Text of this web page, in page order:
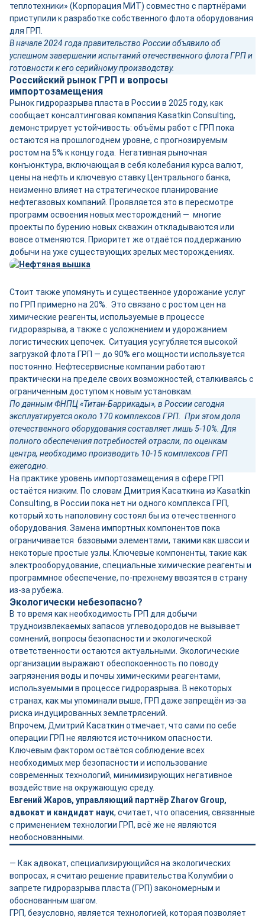
теплотехники» (Корпорация МИТ) совместно с партнёрами
приступили к разработке собственного флота оборудования
для ГРП.
В начале 2024 года правительство России объявило об
успешном завершении испытаний отечественного флота ГРП и
готовности к его серийному производству.
Российский рынок ГРП и вопросы
импортозамещения
Рынок гидроразрыва пласта в России в 2025 году, как
сообщает консалтинговая компания Kasatkin Consulting,
демонстрирует устойчивость: объёмы работ с ГРП пока
остаются на прошлогоднем уровне, с прогнозируемым
ростом на 5% к концу года. Негативная рыночная
конъюнктура, включающая в себя колебания курса валют,
цены на нефть и ключевую ставку Центрального банка,
неизменно влияет на стратегическое планирование
нефтегазовых компаний. Проявляется это в пересмотре
программ освоения новых месторождений — многие
проекты по бурению новых скважин откладываются или
вовсе отменяются. Приоритет же отдаётся поддержанию
добычи на уже существующих зрелых месторождениях.
Стоит также упомянуть и существенное удорожание услуг
по ГРП примерно на 20%. Это связано с ростом цен на
химические реагенты, используемые в процессе
гидроразрыва, а также с усложнением и удорожанием
логистических цепочек. Ситуация усугубляется высокой
загрузкой флота ГРП — до 90% его мощности используется
постоянно. Нефтесервисные компании работают
практически на пределе своих возможностей, сталкиваясь с
ограниченным доступом к новым установкам.
По данным ФНПЦ «Титан-Баррикады», в России сегодня
эксплуатируется около 170 комплексов ГРП. При этом доля
отечественного оборудования составляет лишь 5-10%. Для
полного обеспечения потребностей отрасли, по оценкам
центра, необходимо производить 10-15 комплексов ГРП
ежегодно
На практике уровень импортозамещения в сфере ГРП
остаётся низким. По словам Дмитрия Касаткина из Kasatkin
Consulting, в России пока нет ни одного комплекса ГРП,
который хоть наполовину состоял бы из отечественного
оборудования. Замена импортных компонентов пока
ограничивается базовыми элементами, такими как шасси и
некоторые простые узлы. Ключевые компоненты, такие как
электрооборудование, специальные химические реагенты и
программное обеспечение, по-прежнему ввозятся в страну
из-за рубежа.
Экологически небезопасно?
В то время как необходимость ГРП для добычи
трудноизвлекаемых запасов углеводородов не вызывает
сомнений, вопросы безопасности и экологической
ответственности остаются актуальными. Экологические
организации выражают обеспокоенность по поводу
загрязнения воды и почвы химическими реагентами,
используемыми в процессе гидроразрыва. В некоторых
странах, как мы упоминали выше, ГРП даже запрещён из-за
риска индуцированных землетрясений.
Впрочем, Дмитрий Касаткин отмечает, что сами по себе
операции ГРП не являются источником опасности.
Ключевым фактором остаётся соблюдение всех
необходимых мер безопасности и использование
современных технологий, минимизирующих негативное
воздействие на окружающую среду.
Евгений Жаров, управляющий партнёр Zharov Group,
адвокат и кандидат наук, считает, что опасения, связанные
с применением технологии ГРП, всё же не являются
необоснованными.
— Как адвокат, специализирующийся на экологических
вопросах, я считаю решение правительства Колумбии о
запрете гидроразрыва пласта (ГРП) закономерным и
обоснованным шагом.
ГРП, безусловно, является технологией, которая позволяет